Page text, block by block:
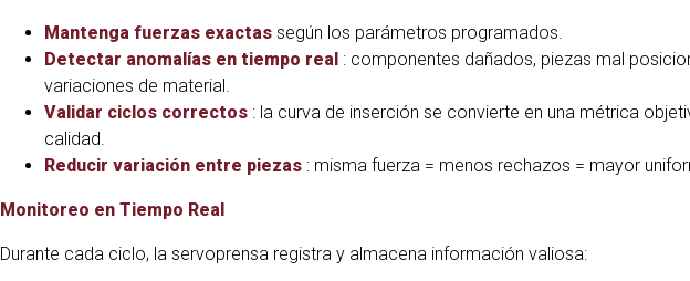
Mantenga fuerzas exactas según los parámetros programados.
Detectar anomalías en tiempo real : componentes dañados, piezas mal
variaciones de material.
Validar ciclos correctos : la curva de inserción se convierte en una métrica
calidad.
Reducir variación entre piezas : misma fuerza = menos rechazos = mayor
Monitoreo en Tiempo Real
Durante cada ciclo, la servoprensa registra y almacena información valiosa: